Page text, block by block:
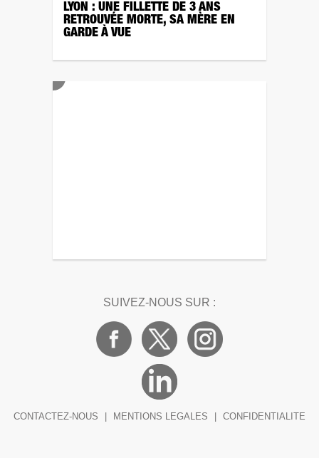
LYON : UNE FILLETTE DE 3 ANS
RETROUVÉE MORTE, SA MÈRE EN
GARDE À VUE
SUIVEZ-NOUS SUR :
CONTACTEZ-NOUS | MENTIONS LEGALES | CONFIDENTIALITE